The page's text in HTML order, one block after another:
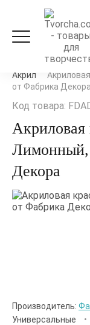
Акрил
от Фабрика Декора
Код товара:
Акриловая
Лимонный,
Декора
Производитель:
Универсальные
•